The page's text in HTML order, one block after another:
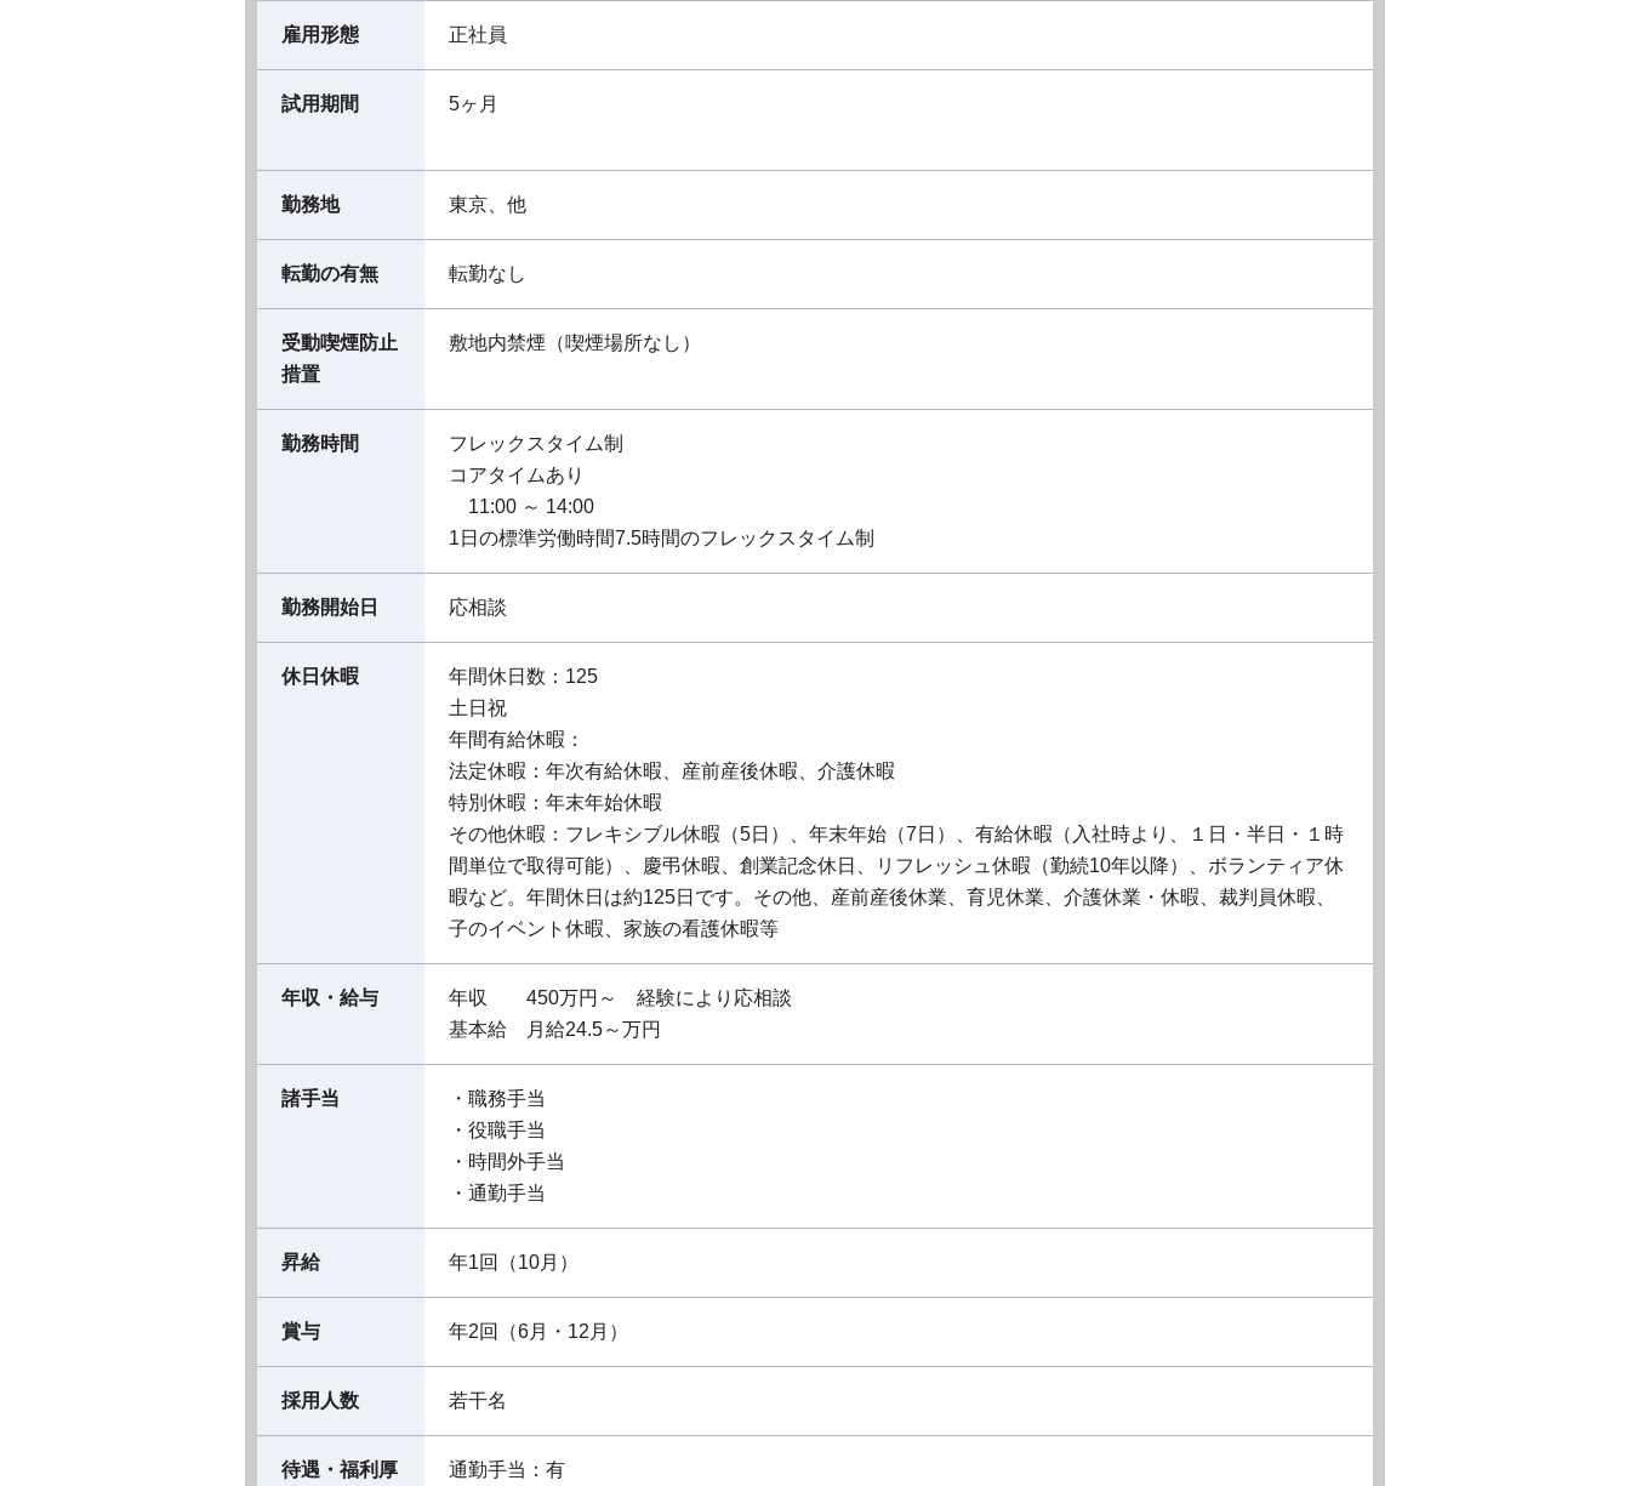
雇用形態 正社員
試用期間 5ヶ月
勤務地 東京、他
転勤の有無 転勤なし
受動喫煙防止
措置
敷地内禁煙（喫煙場所なし）
勤務時間
フレックスタイム制
コアタイムあり
11:00 ～ 14:00
1日の標準労働時間7.5時間のフレックスタイム制
勤務開始日 応相談
休日休暇
年間休日数：125
土日祝
年間有給休暇：
法定休暇：年次有給休暇、産前産後休暇、介護休暇
特別休暇：年末年始休暇
その他休暇：フレキシブル休暇（5日）、年末年始（7日）、有給休暇（入社時より、１日・半日・１時
間単位で取得可能）、慶弔休暇、創業記念休日、リフレッシュ休暇（勤続10年以降）、ボランティア休
暇など。年間休日は約125日です。その他、産前産後休業、育児休業、介護休業・休暇、裁判員休暇、
子のイベント休暇、家族の看護休暇等
年収・給与
年収 450万円～ 経験により応相談
基本給 月給24.5～万円
諸手当
・職務手当
・役職手当
・時間外手当
・通勤手当
昇給 年1回（10月）
賞与 年2回（6月・12月）
採用人数 若干名
待遇・福利厚
通勤手当：有